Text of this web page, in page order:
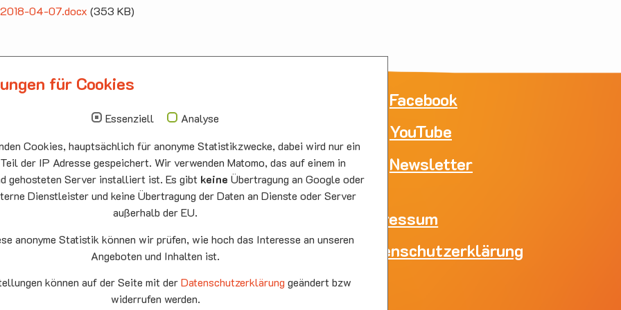
04-07.docx (353 KB)
Hallbergmoos
Hallbergmoos
0811/98709
0811/9598823
eG
Sonntag
Auferstehungskirc
he Neufahrn
Montag
15.00 - 17.00
10.08
Neufahrn
Mittwoch
20.00 Offenes
Facebook
YouTube
Newsletter
Impressum
Datenschutzerklärung
für Cookies
Essenziell
Analyse
Cookies, hauptsächlich für anonyme Statistikzwecke, dabei wird nur ein
der IP Adresse gespeichert. Wir verwenden Matomo, das auf einem in
gehosteten Server installiert ist. Es gibt keine Übertragung an Google oder
Dienstleister und keine Übertragung der Daten an Dienste oder Server
außerhalb der EU.
anonyme Statistik können wir prüfen, wie hoch das Interesse an unseren
Angeboten und Inhalten ist.
können auf der Seite mit derDatenschutzerklärung geändert bzw
widerrufen werden.